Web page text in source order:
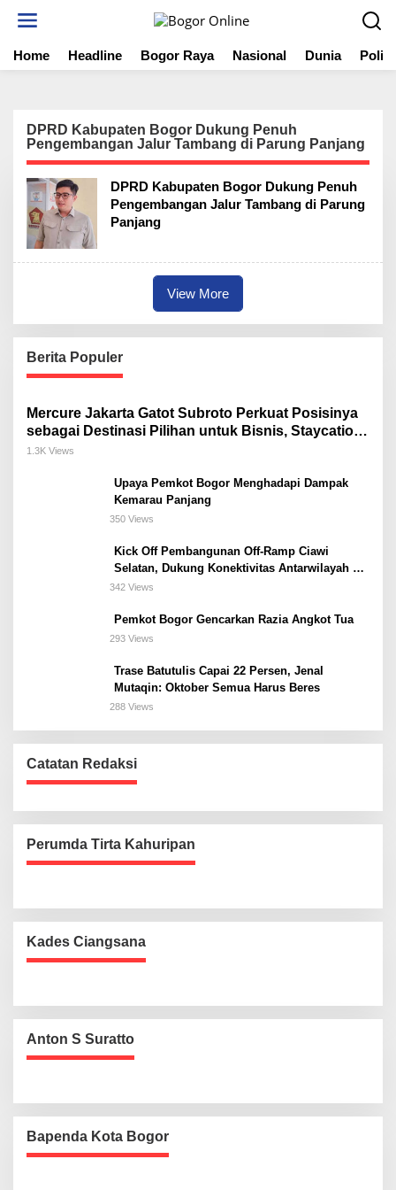
t
Home Headline Bogor Raya Nasional Dunia
DPRD Kabupaten Bogor Dukung Penuh
Pengembangan Jalur Tambang di Parung Panjang
DPRD Kabupaten Bogor Dukung Penuh
Pengembangan Jalur Tambang di Parung
Panjang
View More
Berita Populer
Mercure Jakarta Gatot Subroto Perkuat Posisinya
sebagai Destinasi Pilihan untuk Bisnis, Staycation,
Meeting, dan Kuliner di Jakarta Selatan
1.3K Views
Upaya Pemkot Bogor Menghadapi Dampak
Kemarau Panjang
350 Views
Kick Off Pembangunan Off-Ramp Ciawi
Selatan, Dukung Konektivitas Antarwilayah di
Bogor Selatan
342 Views
Pemkot Bogor Gencarkan Razia Angkot Tua
293 Views
Trase Batutulis Capai 22 Persen, Jenal
Mutaqin: Oktober Semua Harus Beres
288 Views
Catatan Redaksi
Perumda Tirta Kahuripan
Kades Ciangsana
Anton S Suratto
Bapenda Kota Bogor